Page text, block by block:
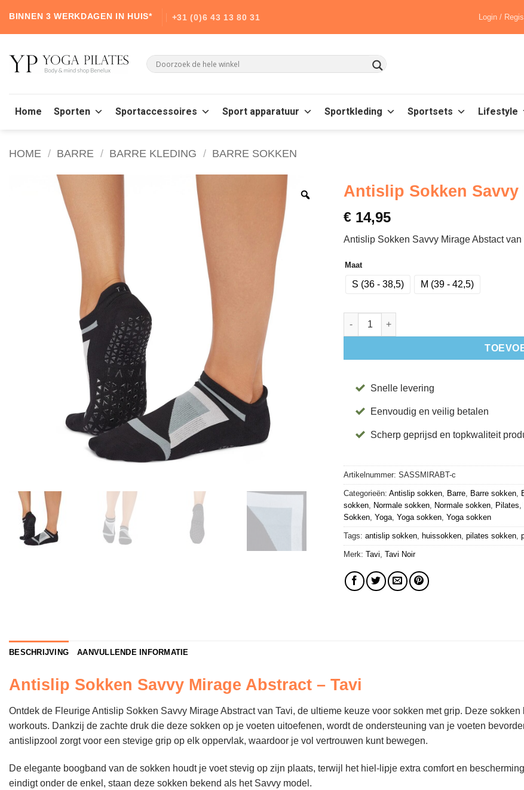
content
BINNEN 3 WERKDAGEN IN HUIS* +31 (0)6 43 13 80 31 Login /
Home Sporten Sportaccessoires Sport apparatuur Sportkleding Sportsets Lifestyle
HOME / BARRE / BARRE KLEDING / BARRE SOKKEN
Antislip Sokken Savvy
€ 14,95
Antislip Sokken Savvy Mirage Abstact
Maat
S (36 - 38,5) M (39 - 42,5)
Antislip Sokken Savvy Mirage Abstract - Tavi
Snelle levering
Eenvoudig en veilig betalen
Scherp geprijsd en topkwaliteit
Artikelnummer: SASSMIRABT-c
Categorieën: Antislip sokken, Barre, Barre sokken,
sokken, Normale sokken, Normale sokken, Pilates,
Sokken, Yoga, Yoga sokken, Yoga sokken
Tags: antislip sokken, huissokken, pilates sokken,
Merk: Tavi, Tavi Noir
BESCHRIJVING AANVULLENDE INFORMATIE
Antislip Sokken Savvy Mirage Abstract – Tavi
Ontdek de Fleurige Antislip Sokken Savvy Mirage Abstract van Tavi, de ultieme keuze voor sokken met grip. Deze
workouts. Dankzij de zachte druk die deze sokken op je voeten uitoefenen, wordt de ondersteuning van je voeten
antislipzool zorgt voor een stevige grip op elk oppervlak, waardoor je vol vertrouwen kunt bewegen.
De elegante boogband van de sokken houdt je voet stevig op zijn plaats, terwijl het hiel-lipje extra comfort en
eindigt onder de enkel, staan deze sokken bekend als het Savvy model.